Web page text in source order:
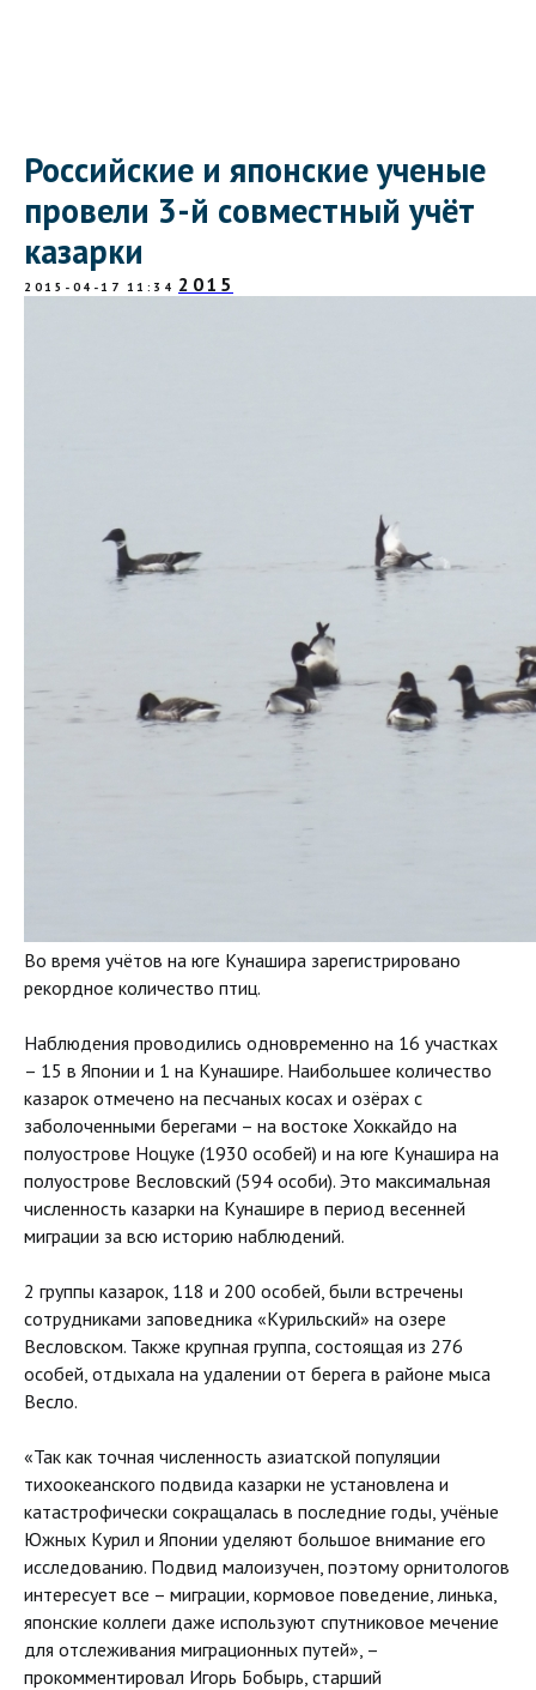
Российские и японские ученые
провели 3-й совместный учёт
казарки
2015-04-17 11:34 2015
Во время учётов на юге Кунашира зарегистрировано
рекордное количество птиц.
Наблюдения проводились одновременно на 16 участках
– 15 в Японии и 1 на Кунашире. Наибольшее количество
казарок отмечено на песчаных косах и озёрах с
заболоченными берегами – на востоке Хоккайдо на
полуострове Ноцуке (1930 особей) и на юге Кунашира на
полуострове Весловский (594 особи). Это максимальная
численность казарки на Кунашире в период весенней
миграции за всю историю наблюдений.
2 группы казарок, 118 и 200 особей, были встречены
сотрудниками заповедника «Курильский» на озере
Весловском. Также крупная группа, состоящая из 276
особей, отдыхала на удалении от берега в районе мыса
Весло.
«Так как точная численность азиатской популяции
тихоокеанского подвида казарки не установлена и
катастрофически сокращалась в последние годы, учёные
Южных Курил и Японии уделяют большое внимание его
исследованию. Подвид малоизучен, поэтому орнитологов
интересует все – миграции, кормовое поведение, линька,
японские коллеги даже используют спутниковое мечение
для отслеживания миграционных путей», –
прокомментировал Игорь Бобырь, старший